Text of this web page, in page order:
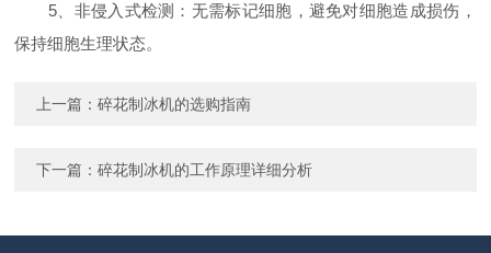
5、非侵入式检测：无需标记细胞，避免对细胞造成损伤，
保持细胞生理状态。
上一篇：碎花制冰机的选购指南
下一篇：碎花制冰机的工作原理详细分析